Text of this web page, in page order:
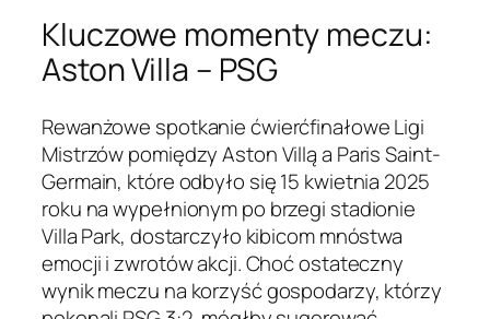
Kluczowe momenty meczu:
Aston Villa – PSG
Rewanżowe spotkanie ćwierćfinałowe Ligi
Mistrzów pomiędzy Aston Villą a Paris Saint-
Germain, które odbyło się 15 kwietnia 2025
roku na wypełnionym po brzegi stadionie
Villa Park, dostarczyło kibicom mnóstwa
emocji i zwrotów akcji. Choć ostateczny
wynik meczu na korzyść gospodarzy, którzy